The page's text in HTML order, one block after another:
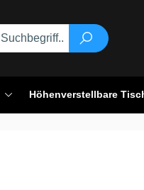
Höhenverstellbare